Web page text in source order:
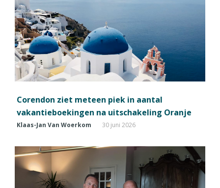
Corendon ziet meteen piek in aantal
vakantieboekingen na uitschakeling Oranje
Klaas-Jan Van Woerkom 30 juni 2026